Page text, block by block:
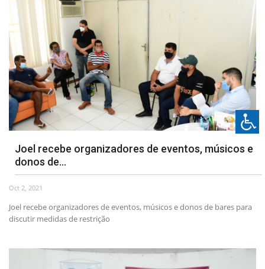
Joel recebe organizadores de eventos, músicos e
donos de...
Oct 2, 2021
Joel recebe organizadores de eventos, músicos e donos de bares para
discutir medidas de restrição